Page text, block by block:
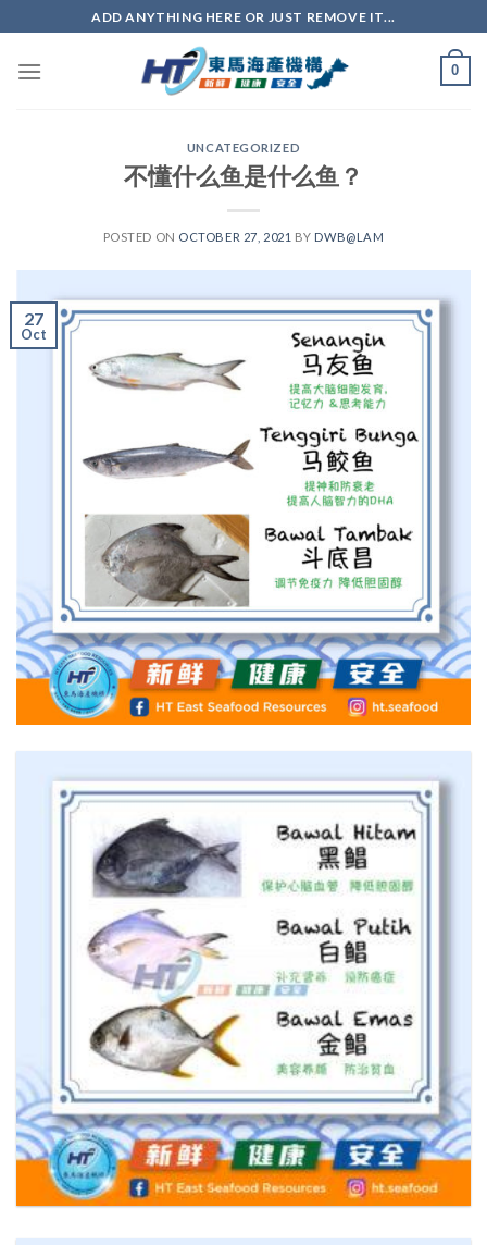
ADD ANYTHING HERE OR JUST REMOVE IT...
0
UNCATEGORIZED
不懂什么鱼是什么鱼？
POSTED ON OCTOBER 27, 2021 BY DWB@LAM
27
Oct